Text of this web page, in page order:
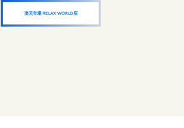
楽天市場 RELAX WORLD店